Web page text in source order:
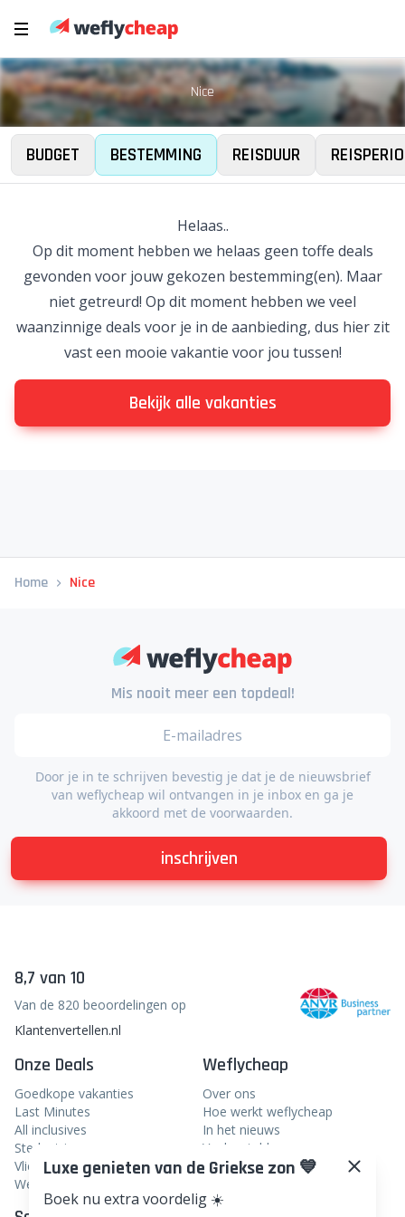
Nice
BUDGET BESTEMMING REISDUUR
Helaas..
Op dit moment hebben we helaas geen toffe deals
gevonden voor jouw gekozen bestemming(en). Maar
niet getreurd! Op dit moment hebben we veel
waanzinnige deals voor je in de aanbieding, dus hier zit
vast een mooie vakantie voor jou tussen!
Bekijk alle vakanties
Home Nice
Mis nooit meer een topdeal!
Door je in te schrijven bevestig je dat je de nieuwsbrief
van weflycheap wil ontvangen in je inbox en ga je
akkoord met de voorwaarden.
inschrijven
8,7 van 10
Van de 820 beoordelingen op
Klantenvertellen.nl
Onze Deals
Goedkope vakanties
Last Minutes
All inclusives
Stedentrips
Vliegtickets
Weekendje weg
Weflycheap
Over ons
Hoe werkt weflycheap
In het nieuws
Veelgestelde vragen
Blog
Luxe genieten van de Griekse zon 💙
Boek nu extra voordelig ☀️